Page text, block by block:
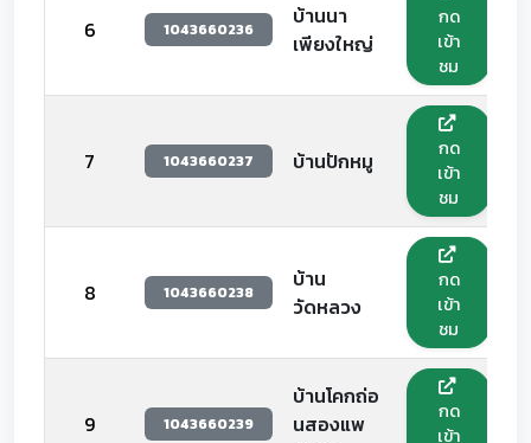
6 1043660236
บ้านนา
เพียงใหญ่
กด
เข้า
ชม
7 1043660237 บ้านปักหมู
กด
เข้า
ชม
8 1043660238
บ้าน
วัดหลวง
กด
เข้า
ชม
9 1043660239
บ้านโคกถ่อ
นสองแพ
กด
เข้า